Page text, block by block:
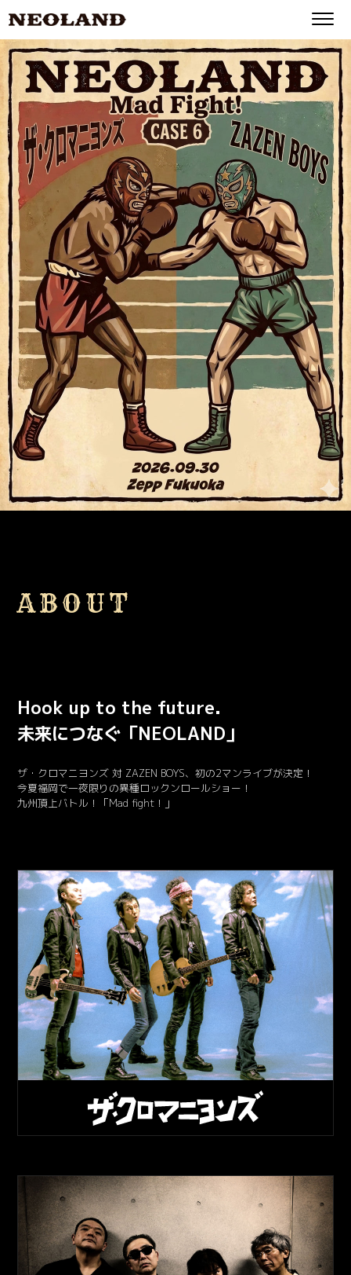
ABOUT
Hook up to the future.
未来につなぐ「NEOLAND」
ザ・クロマニヨンズ 対 ZAZEN BOYS、初の2マンライブが決定！
今夏福岡で一夜限りの異種ロックンロールショー！
九州頂上バトル！「Mad fight！」